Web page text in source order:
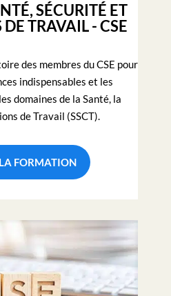
SÉCURITÉ ET
TRAVAIL - CSE
des membres du CSE pour
indispensables et les
domaines de la Santé, la
de Travail (SSCT).
FORMATION